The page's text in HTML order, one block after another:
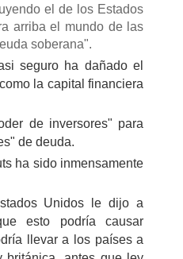
el de los Estados
arriba el mundo de las
soberana".
seguro ha dañado el
la capital financiera
de inversores" para
de deuda.
ha sido inmensamente
Unidos le dijo a
esto podría causar
llevar a los países a